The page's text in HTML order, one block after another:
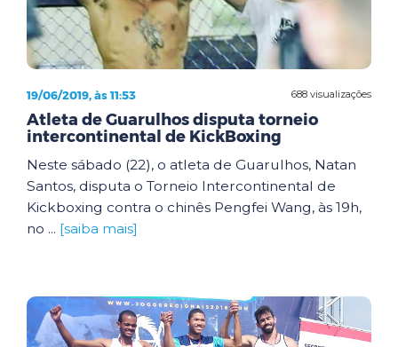
688 visualizações
19/06/2019, às 11:53
Atleta de Guarulhos disputa torneio
intercontinental de KickBoxing
Neste sábado (22), o atleta de Guarulhos, Natan
Santos, disputa o Torneio Intercontinental de
Kickboxing contra o chinês Pengfei Wang, às 19h,
no ... [saiba mais]